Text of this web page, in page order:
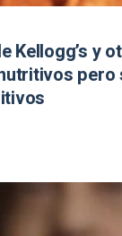
Kellogg’s y
pero